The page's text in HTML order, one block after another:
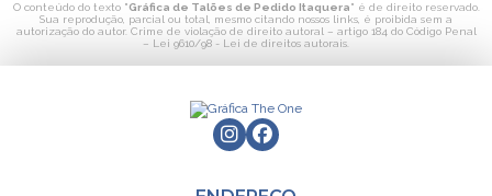
O conteúdo do texto "Gráfica de Talões de Pedido Itaquera" é de direito reservado.
Sua reprodução, parcial ou total, mesmo citando nossos links, é proibida sem a
autorização do autor. Crime de violação de direito autoral – artigo 184 do Código Penal
– Lei 9610/98 - Lei de direitos autorais